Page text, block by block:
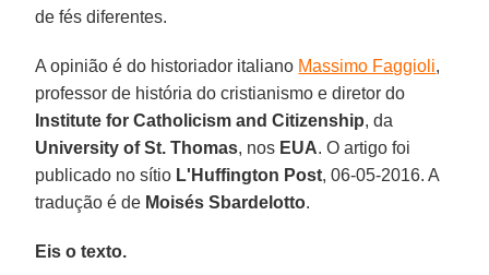
de fés diferentes.
A opinião é do historiador italiano Massimo Faggioli,
professor de história do cristianismo e diretor do
Institute for Catholicism and Citizenship, da
University of St. Thomas, nos EUA. O artigo foi
publicado no sítio L'Huffington Post, 06-05-2016. A
tradução é de Moisés Sbardelotto.
Eis o texto.